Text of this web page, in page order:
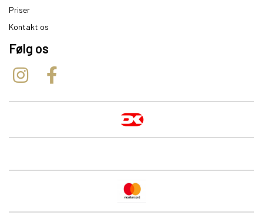
Priser
Kontakt os
Følg os